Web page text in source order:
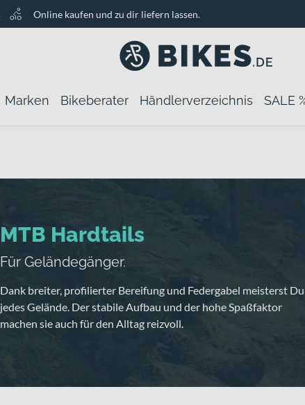
Online kaufen und zu dir liefern lassen.
Marken Bikeberater Händlerverzeichnis SALE
MTB Hardtails
Für Geländegänger.
Dank breiter, profilierter Bereifung und Federgabel meisterst Du
jedes Gelände. Der stabile Aufbau und der hohe Spaßfaktor
machen sie auch für den Alltag reizvoll.